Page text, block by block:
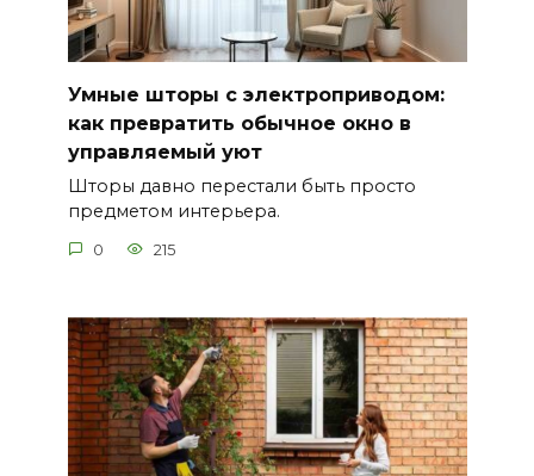
Умные шторы с электроприводом:
как превратить обычное окно в
управляемый уют
Шторы давно перестали быть просто
предметом интерьера.
0 215